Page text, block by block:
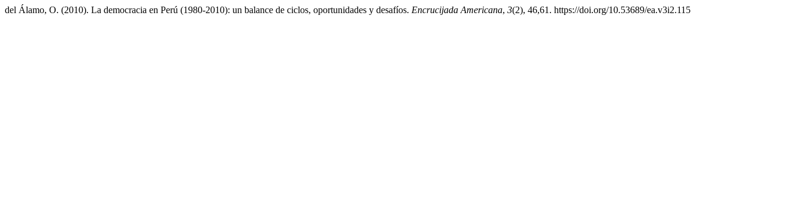
del Álamo, O. (2010). La democracia en Perú (1980-2010): un balance de ciclos, oportunidades y desafíos. Encrucijada Americana, 3(2), 46,61. https://doi.org/10.53689/ea.v3i2.115